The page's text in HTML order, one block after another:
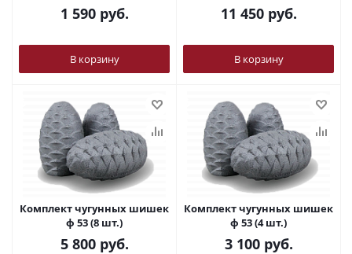
1 590руб.
В корзину
11 450руб.
В корзину
Комплект чугунных шишек
ф 53 (8 шт.)
5 800руб.
Комплект чугунных шишек
ф 53 (4 шт.)
3 100руб.